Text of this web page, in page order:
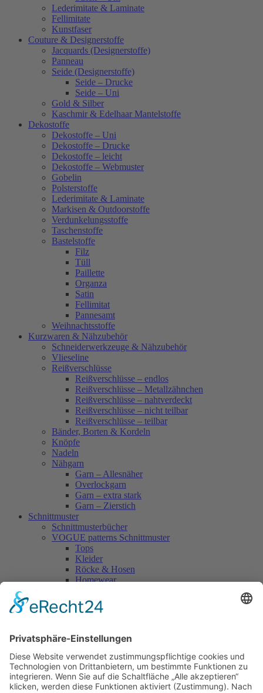
Lederimitate & Laminate
Fellimitate
Kunstfaser
Couture & Designerstoffe
Jacquards (Designerstoffe)
Panneau
Seide (Designerstoffe)
Seide – Drucke
Seide – Uni
Gold & Silber
Kaschmir & Edelhaar Mantelstoffe
Dekostoffe
Dekostoffe – Uni
Dekostoffe – Drucke
Dekostoffe – leicht
Dekostoffe – Webmuster
Gobelin
Polsterstoffe
Lederimitate & Laminate
Markisen & Outdoorstoffe
Verdunkelungsstoffe
Taschenstoffe
Bastelstoffe
Filz
Tüll
Paillette
Organza
Satin
Fellimitat
Pannesamt
Weihnachtsstoffe
Kurzwaren & Nähzubehör
Schneiderwerkzeuge & Nähzubehör
Vlieseline
Reißverschlüsse
Reißverschlüsse – endlos
Reißverschlüsse – Metallzähnchen
Reißverschlüsse – nahtverdeckt
Reißverschlüsse – nicht teilbar
Reißverschlüsse – teilbar
Bänder, Borten & Kordeln
Knöpfe
Nadeln
Nähgarn
Garn – Allesnäher
Overlockgarn
Garn – extra stark
Garn – Zierstich
Schnittmuster
Schnittmusterbücher
VOGUE patterns Schnittmuster
Tops
Kleider
Röcke & Hosen
Homewear
Vogue Vintage
Herren
Accessoires
Einzelschnittmuster Burda
Tops
Kleider
Röcke & Hosen
Homewear